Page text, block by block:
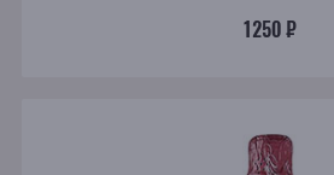
1250 ₽